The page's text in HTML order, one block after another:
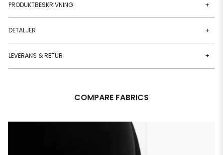
PRODUKTBESKRIVNING +
DETALJER +
LEVERANS & RETUR +
COMPARE FABRICS